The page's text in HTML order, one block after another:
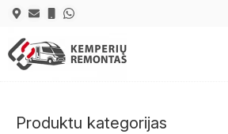
Produktu kategorijas